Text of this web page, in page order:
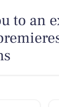
to an